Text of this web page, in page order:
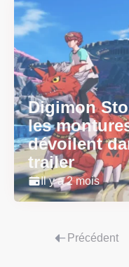
Digimon
les
dévoilent
trailer
Il y a 2 mois
Précédent